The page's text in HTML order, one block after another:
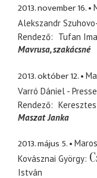
2013. november 16.
Alekszandr
Rendező
Tufan
Mavrusa szakácsné
2013. október 12.
Varró Dániel -
Rendező
Maszat Janka
2013. május 5.
Kovásznai György
István